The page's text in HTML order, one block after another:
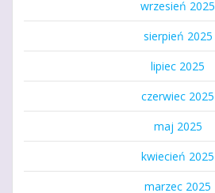
wrzesień 2025
sierpień 2025
lipiec 2025
czerwiec 2025
maj 2025
kwiecień 2025
marzec 2025